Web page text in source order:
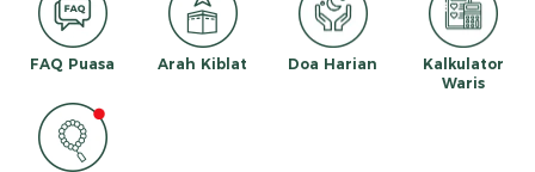
FAQ Puasa Arah Kiblat Doa Harian
Kalkulator
Waris